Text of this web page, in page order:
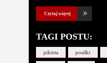
Czytaj więcej
TAGI POSTU:
pikieta posiłki